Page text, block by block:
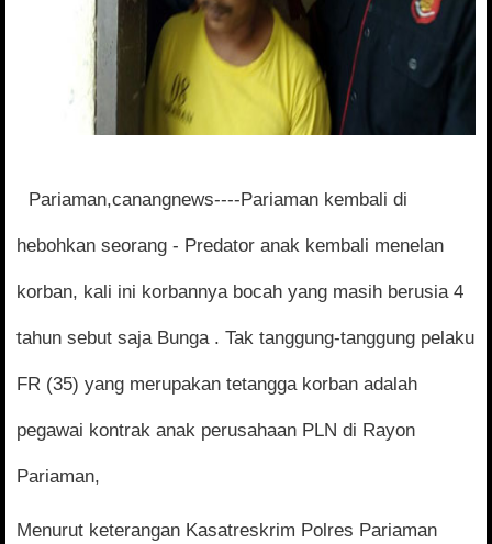
Pariaman,canangnews----Pariaman kembali di
hebohkan seorang - Predator anak kembali menelan
korban, kali ini korbannya bocah yang masih berusia 4
tahun sebut saja Bunga . Tak tanggung-tanggung pelaku
FR (35) yang merupakan tetangga korban adalah
pegawai kontrak anak perusahaan PLN di Rayon
Pariaman,
Menurut keterangan Kasatreskrim Polres Pariaman